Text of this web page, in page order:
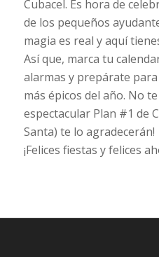
Cubacel. Es hora de
de los pequeños
magia es real y aquí
Así que, marca tu
alarmas y prepárate
más épicos del año. No
espectacular Plan #1 de
Santa) te lo agradecerán!
¡Felices fiestas y felices